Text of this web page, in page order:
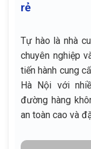
rẻ
Tự hào là nhà
chuyên nghiệp
tiến hành cung
Hà Nội với
đường hàng
an toàn cao và